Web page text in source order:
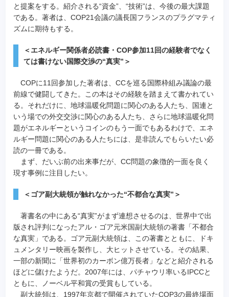
と提案をする。紹介される“資金”、“技術”は、今後の最大課題
である。著者は、COP21会議の議長国フランスのプラグマティ
ズムに期待もする。
＜エネルギー関係者必読書・COP参加11回の経験者でなく
ては書けない国際交渉の“真実”＞
COPに11回参加した著者は、CCを巡る国際枠組み議論の最
前線で健闘してきた。この本はその経験を踏まえて書かれてい
る。それだけに、地球温暖化問題に関心のある人たち、国連と
いう場での外交交渉に関心のある人たち、さらに地球温暖化問
題がエネルギーというコインのもう一面でもあるわけで、エネ
ルギー問題に関心のある人たちには、是非読んでもらいたい必
読の一冊である。
まず、だいぶ前の出来事だが、CC問題の象徴的一面を良く
現す事例に注目したい。
＜ゴア副大統領が触れなかった“不都合な真実”＞
著書名の中にある“真実”がまず連想させるのは、世界中で出
版され評判になったアル・ゴア元米国副大統領の著書「不都合
な真実」である。ゴア元副大統領は、この著書とともに、ドキ
ュメンタリー映画を製作し、大ヒットさせている。その結果、
一部の新聞に「世界初のカーボン億万長者」などと紹介される
ほどに儲けたようだ。2007年には、パチャウリ率いるIPCCと
ともに、ノーベル平和賞の受賞もしている。
副大統領は、1997年京都で開催されていたCOP3の最終場面